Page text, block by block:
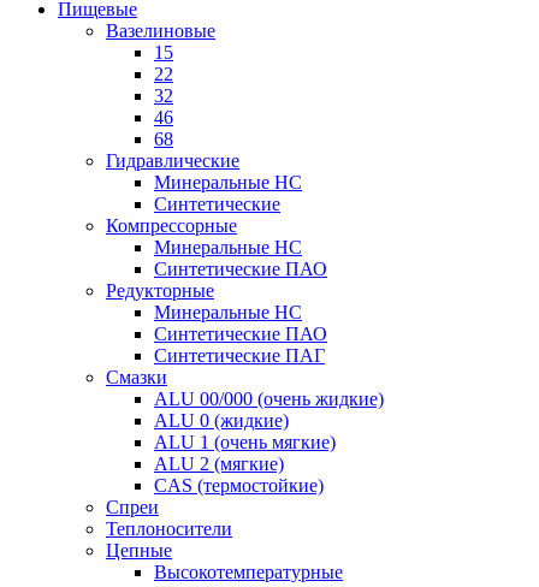
Пищевые
Вазелиновые
15
22
32
46
68
Гидравлические
Минеральные HC
Синтетические
Компрессорные
Минеральные HC
Синтетические ПАО
Редукторные
Минеральные HC
Синтетические ПАО
Синтетические ПАГ
Смазки
ALU 00/000 (очень жидкие)
ALU 0 (жидкие)
ALU 1 (очень мягкие)
ALU 2 (мягкие)
CAS (термостойкие)
Спреи
Теплоносители
Цепные
Высокотемпературные